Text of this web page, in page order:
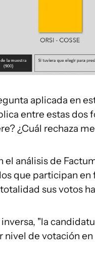
aplicada en
entre estas dos
¿Cuál rechaza
el análisis de
que participan
sus votos
inversa, "la
nivel de votación